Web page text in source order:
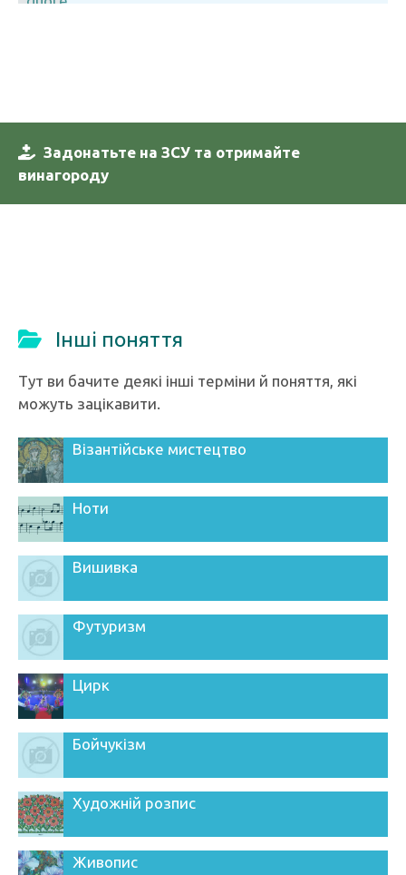
Задонатьте на ЗСУ та отримайте
винагороду
Інші поняття
Тут ви бачите деякі інші терміни й поняття, які
можуть зацікавити.
Візантійське мистецтво
Ноти
Вишивка
Футуризм
Цирк
Бойчукізм
Художній розпис
Живопис